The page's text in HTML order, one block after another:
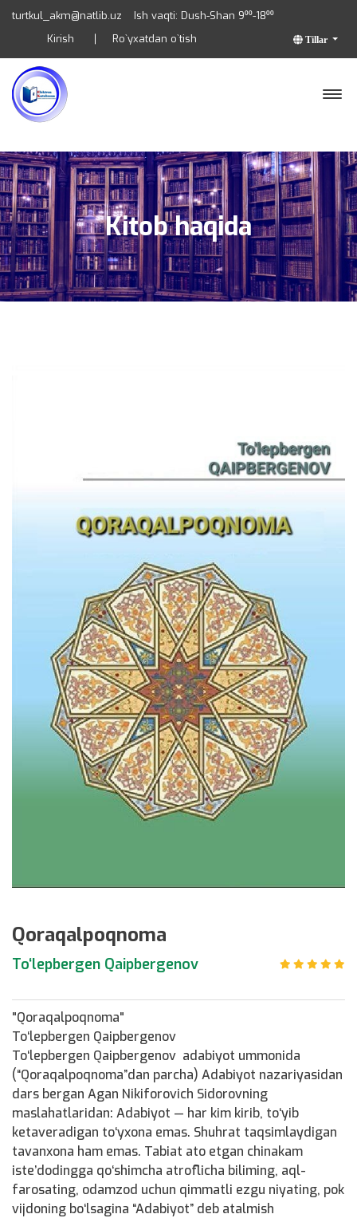
turtkul_akm@natlib.uz Ish vaqti: Dush-Shan 9⁰⁰-18⁰⁰
Tillar
Kirish Ro`yxatdan o`tish
Kitob haqida
Qoraqalpoqnoma
To‘lepbergen Qaipbergenov
"Qoraqalpoqnoma"
To‘lepbergen Qaipbergenov
To‘lepbergen Qaipbergenov adabiyot ummonida
(“Qoraqalpoqnoma”dan parcha) Adabiyot nazariyasidan
dars bergan Agan Nikiforovich Sidorovning
maslahatlaridan: Adabiyot — har kim kirib, to‘yib
ketaveradigan to‘yxona emas. Shuhrat taqsimlaydigan
tavanxona ham emas. Tabiat ato etgan chinakam
iste’dodingga qo‘shimcha atroflicha biliming, aql-
farosating, odamzod uchun qimmatli ezgu niyating, pok
vijdoning bo‘lsagina “Adabiyot” deb atalmish